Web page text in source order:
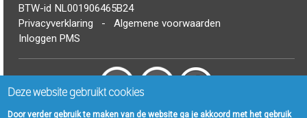
BTW-id NL001906465B24
Privacyverklaring -Algemene voorwaarden
Inloggen PMS
© Webbureau Holland B.V. 2006 - 2024
Deze website gebruikt cookies
Door verder gebruik te maken van de website ga je akkoord met het gebruik